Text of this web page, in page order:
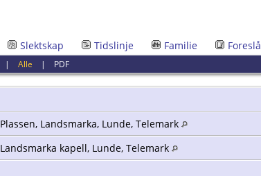
Slektskap Tidslinje Familie Foreslå
|Alle | PDF
Plassen, Landsmarka, Lunde, Telemark
Landsmarka kapell, Lunde, Telemark